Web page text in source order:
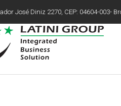
José Diniz 2270, CEP: 04604-003-